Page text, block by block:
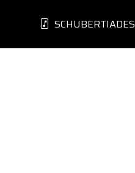
SCHUBERTIADES